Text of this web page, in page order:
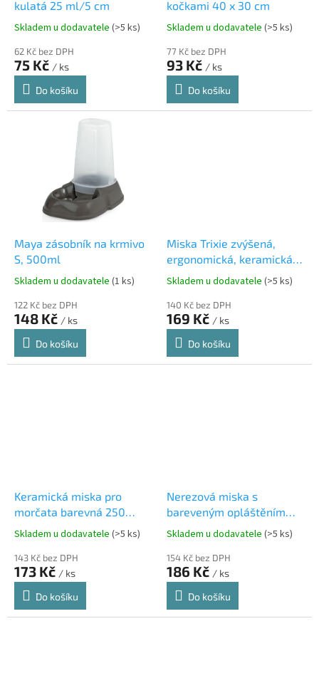
kulatá 25 ml/5 cm
Skladem u dodavatele (>5 ks)
62 Kč bez DPH
75 Kč / ks
Do košíku
kočkami 40 x 30 cm
Skladem u dodavatele (>5 ks)
77 Kč bez DPH
93 Kč / ks
Do košíku
Maya zásobník na krmivo
S, 500ml
Skladem u dodavatele (1 ks)
122 Kč bez DPH
148 Kč / ks
Do košíku
Miska Trixie zvýšená,
ergonomická, keramická,
vínová 0.15 l/ø 13 cm
Skladem u dodavatele (>5 ks)
140 Kč bez DPH
169 Kč / ks
Do košíku
Keramická miska pro
morčata barevná 250
ml/11 cm
Skladem u dodavatele (>5 ks)
143 Kč bez DPH
173 Kč / ks
Do košíku
Nerezová miska s
bareveným opláštěním
pro krátkonosé kočky
Skladem u dodavatele (>5 ks)
154 Kč bez DPH
186 Kč / ks
Do košíku